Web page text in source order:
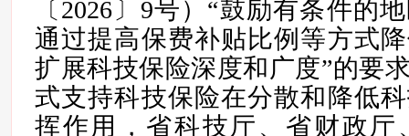
〔2026〕9号）“鼓励有条件的
通过提高保费补贴比例等方式
扩展科技保险深度和广度”的要
式支持科技保险在分散和降低
挥作用，省科技厅、省财政厅